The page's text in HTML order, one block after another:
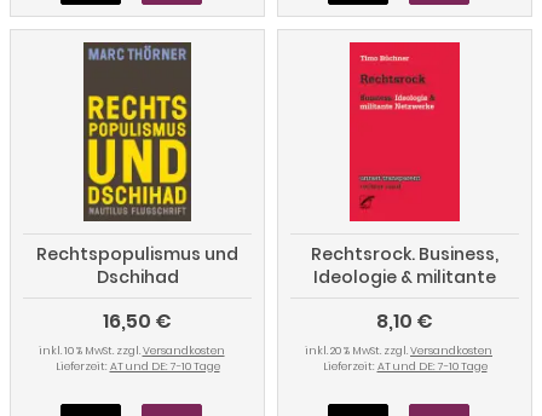
Rechtspopulismus und
Dschihad
16,50 €
inkl. 10 % MwSt. zzgl.Versandkosten
Lieferzeit: AT und DE: 7-10 Tage
Rechtsrock. Business,
Ideologie & militante
Netzwerke
8,10 €
inkl. 20 % MwSt. zzgl.Versandkosten
Lieferzeit: AT und DE: 7-10 Tage